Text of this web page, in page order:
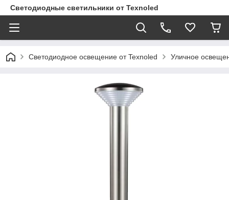
Светодиодные светильники от Texnoled
Светодиодное освещение от Texnoled Уличное